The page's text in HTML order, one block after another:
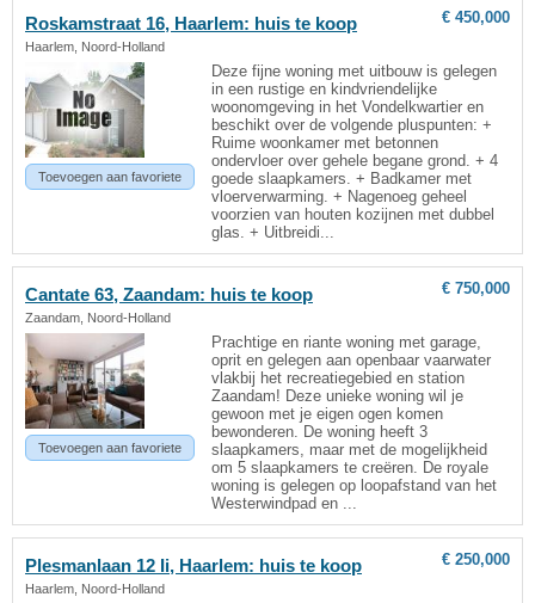
Roskamstraat 16, Haarlem: huis te koop
Haarlem, Noord-Holland
€ 450,000
Toevoegen aan favoriete
Deze fijne woning met uitbouw is gelegen
in een rustige en kindvriendelijke
woonomgeving in het Vondelkwartier en
beschikt over de volgende pluspunten: +
Ruime woonkamer met betonnen
ondervloer over gehele begane grond. + 4
goede slaapkamers. + Badkamer met
vloerverwarming. + Nagenoeg geheel
voorzien van houten kozijnen met dubbel
glas. + Uitbreidi...
Cantate 63, Zaandam: huis te koop
Zaandam, Noord-Holland
€ 750,000
Toevoegen aan favoriete
Prachtige en riante woning met garage,
oprit en gelegen aan openbaar vaarwater
vlakbij het recreatiegebied en station
Zaandam! Deze unieke woning wil je
gewoon met je eigen ogen komen
bewonderen. De woning heeft 3
slaapkamers, maar met de mogelijkheid
om 5 slaapkamers te creëren. De royale
woning is gelegen op loopafstand van het
Westerwindpad en ...
Plesmanlaan 12 Ii, Haarlem: huis te koop
Haarlem, Noord-Holland
€ 250,000